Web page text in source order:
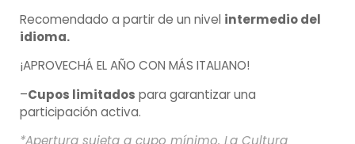
Recomendado a partir de un nivel intermedio del
idioma.
¡APROVECHÁ EL AÑO CON MÁS ITALIANO!
–Cupos limitados para garantizar una
participación activa.
*Apertura sujeta a cupo mínimo. La Cultura